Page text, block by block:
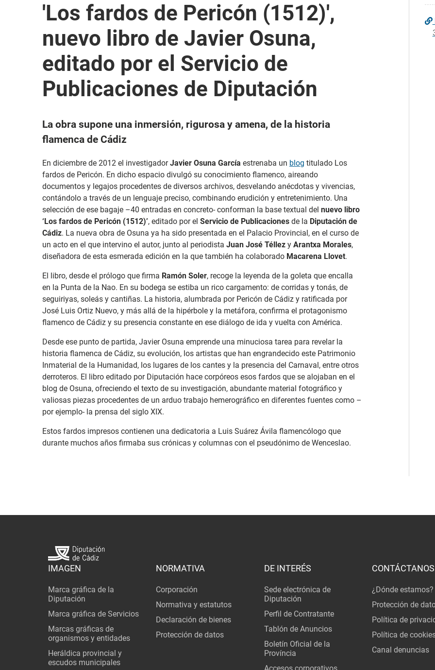
'Los fardos de Pericón (1512)',
nuevo libro de Javier Osuna,
editado por el Servicio de
Publicaciones de Diputación
La obra supone una inmersión, rigurosa y amena, de la historia
flamenca de Cádiz
En diciembre de 2012 el investigadorJavier Osuna García estrenaba un blog titulado Los
fardos de Pericón. En dicho espacio divulgó su conocimiento flamenco, aireando
documentos y legajos procedentes de diversos archivos, desvelando anécdotas y vivencias,
contándolo a través de un lenguaje preciso, combinando erudición y entretenimiento. Una
selección de ese bagaje –40 entradas en concreto- conforman la base textual del nuevo libro
‘Los fardos de Pericón (1512)’, editado por el Servicio de Publicaciones de la Diputación de
Cádiz. La nueva obra de Osuna ya ha sido presentada en el Palacio Provincial, en el curso de
un acto en el que intervino el autor, junto al periodista Juan José Téllez y Arantxa Morales,
diseñadora de esta esmerada edición en la que también ha colaborado Macarena Llovet.
El libro, desde el prólogo que firma Ramón Soler, recoge la leyenda de la goleta que encalla
en la Punta de la Nao. En su bodega se estiba un rico cargamento: de corridas y tonás, de
seguiriyas, soleás y cantiñas. La historia, alumbrada por Pericón de Cádiz y ratificada por
José Luis Ortiz Nuevo, y más allá de la hipérbole y la metáfora, confirma el protagonismo
flamenco de Cádiz y su presencia constante en ese diálogo de ida y vuelta con América.
Desde ese punto de partida, Javier Osuna emprende una minuciosa tarea para revelar la
historia flamenca de Cádiz, su evolución, los artistas que han engrandecido este Patrimonio
Inmaterial de la Humanidad, los lugares de los cantes y la presencia del Carnaval, entre otros
derroteros. El libro editado por Diputación hace corpóreos esos fardos que se alojaban en el
blog de Osuna, ofreciendo el texto de su investigación, abundante material fotográfico y
valiosas piezas procedentes de un arduo trabajo hemerográfico en diferentes fuentes como –
por ejemplo- la prensa del siglo XIX.
Estos fardos impresos contienen una dedicatoria a Luis Suárez Ávila flamencólogo que
durante muchos años firmaba sus crónicas y columnas con el pseudónimo de Wenceslao.
IMAGEN
Marca gráfica de la
Diputación
Marca gráfica de Servicios
Marcas gráficas de
organismos y entidades
Heráldica provincial y
escudos municipales
NORMATIVA
Corporación
Normativa y estatutos
Declaración de bienes
Protección de datos
DE INTERÉS
Sede electrónica de
Diputación
Perfil de Contratante
Tablón de Anuncios
Boletín Oficial de la
Província
Accesos corporativos
CONTÁCTANOS
¿Dónde estamos?
Protección de
Política de
Política de
Canal denuncias